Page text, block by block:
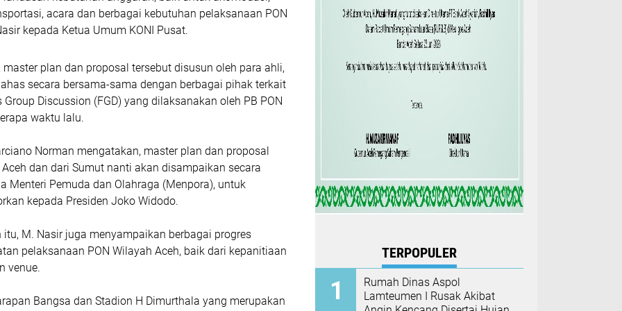
acara dan berbagai kebutuhan pelaksanaan PON
kepada Ketua Umum KONI Pusat.
plan dan proposal tersebut disusun oleh para ahli,
secara bersama-sama dengan berbagai pihak terkait
Discussion (FGD) yang dilaksanakan oleh PB PON
waktu lalu.
Norman mengatakan, master plan dan proposal
dan dari Sumut nanti akan disampaikan secara
Menteri Pemuda dan Olahraga (Menpora), untuk
kepada Presiden Joko Widodo.
itu, M. Nasir juga menyampaikan berbagai progres
pelaksanaan PON Wilayah Aceh, baik dari kepanitiaan
venue.
Bangsa dan Stadion H Dimurthala yang merupakan
TERPOPULER
Rumah Dinas Aspol
Lamteumen I Rusak Akibat